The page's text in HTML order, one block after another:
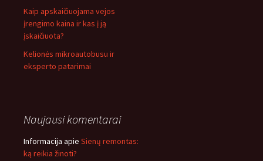
Kaip apskaičiuojama vejos
įrengimo kaina ir kas į ją
įskaičiuota?
Kelionės mikroautobusu ir
eksperto patarimai
Naujausi komentarai
Informacija apie Sienų remontas:
ką reikia žinoti?